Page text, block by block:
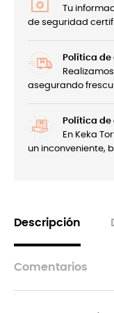
Tu
de seguridad
Política de
asegurando
Política
En Keka
un inconveniente,
Descripción
Comentarios